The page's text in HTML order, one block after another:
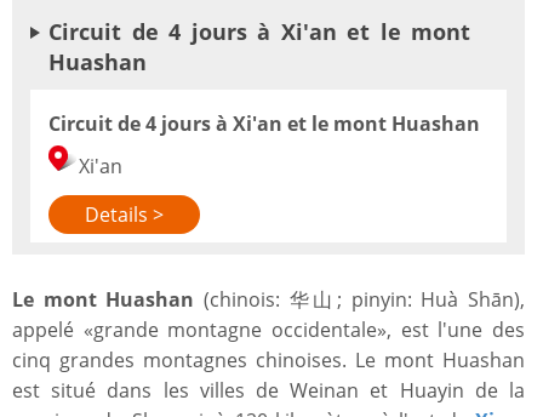
Circuit de 4 jours à Xi'an et le mont
Huashan
Circuit de 4 jours à Xi'an et le mont Huashan
Xi'an
Details >
Le mont Huashan (chinois: 华山; pinyin: Huà Shān),
appelé «grande montagne occidentale», est l'une des
cinq grandes montagnes chinoises. Le mont Huashan
est situé dans les villes de Weinan et Huayin de la